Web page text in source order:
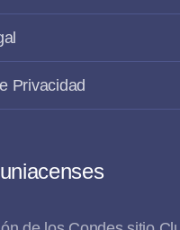
Privacidad